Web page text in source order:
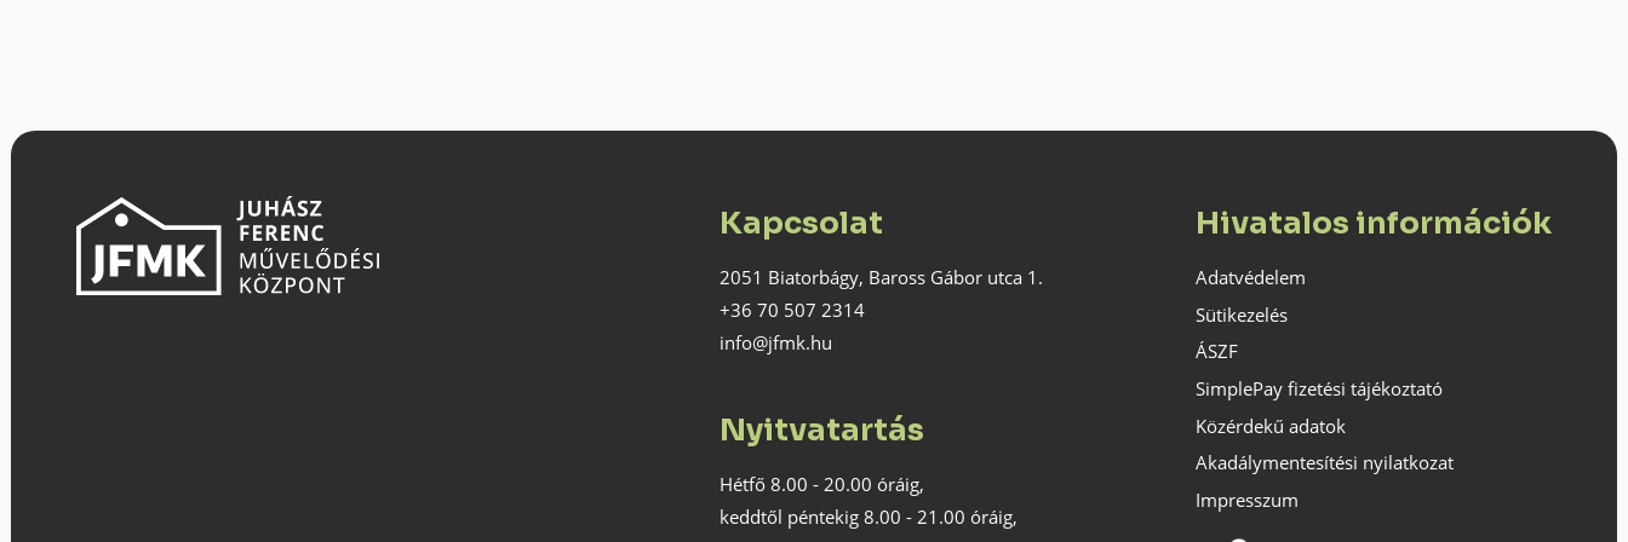
Kapcsolat
2051 Biatorbágy, Baross Gábor utca 1.
+36 70 507 2314
info@jfmk.hu
Nyitvatartás
Hétfő 8.00 - 20.00 óráig,
keddtől péntekig 8.00 - 21.00 óráig,
Hivatalos információk
Adatvédelem
Sütikezelés
ÁSZF
SimplePay fizetési tájékoztató
Közérdekű adatok
Akadálymentesítési nyilatkozat
Impresszum